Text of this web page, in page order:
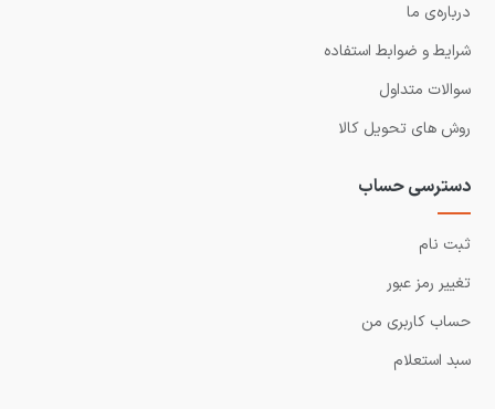
درباره‌ی ما
شرایط و ضوابط استفاده
سوالات متداول
روش های تحویل کالا
دسترسی حساب
ثبت نام
تغییر رمز عبور
حساب کاربری من
سبد استعلام